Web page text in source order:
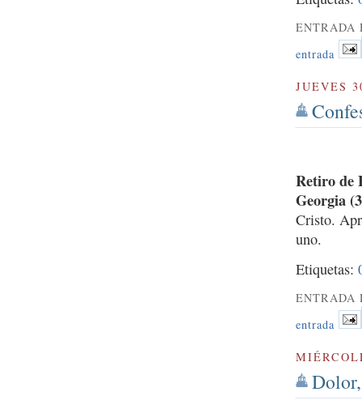
ENTRADA
entrada
JUEVES
Retiro de
Georgia
Cristo.
uno.
Etiquetas:
ENTRADA
entrada